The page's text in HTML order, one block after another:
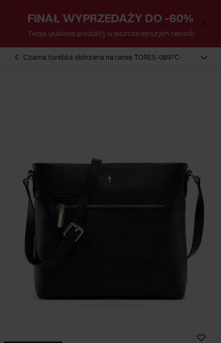
FINAŁ WYPRZEDAŻY DO -60%
Twoje ulubione produkty w jeszcze lepszych cenach
Czarna torebka skórzana na ramię TORES-0897C-